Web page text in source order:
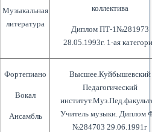
Музыкальная
литература
коллектива
Диплом ПТ-1№281973
28.05.1993г. 1-ая
Фортепиано
Вокал
Ансамбль
Высшее.Куйбышевский
Педагогический
Учитель музыки. Диплом
№284703 29.06.1991г